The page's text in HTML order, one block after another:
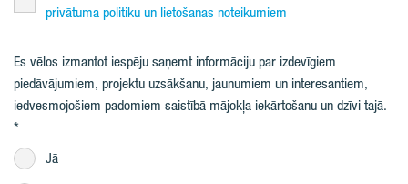
privātuma politiku un lietošanas noteikumiem
Es vēlos izmantot iespēju saņemt informāciju par izdevīgiem
piedāvājumiem, projektu uzsākšanu, jaunumiem un interesantiem,
iedvesmojošiem padomiem saistībā mājokļa iekārtošanu un dzīvi tajā.
Jā